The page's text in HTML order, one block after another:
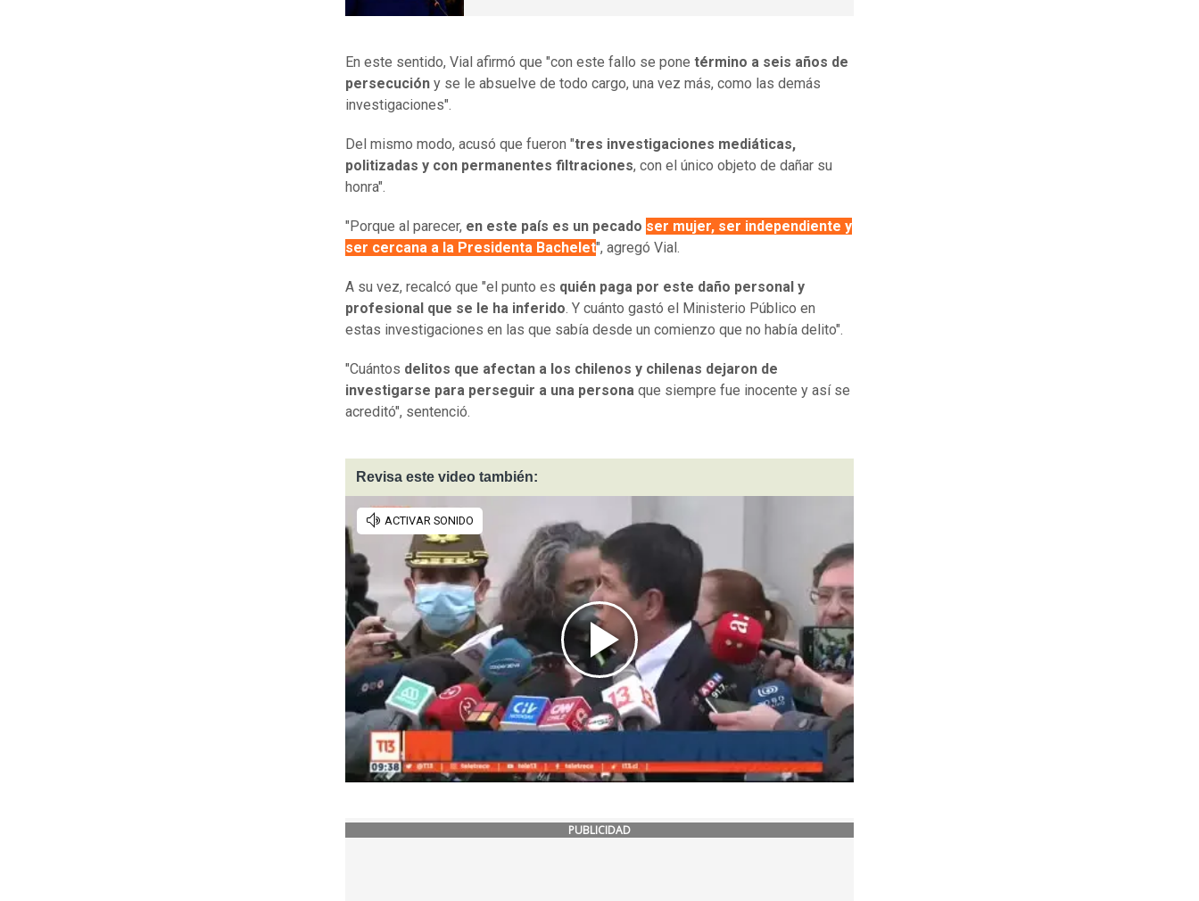
En este sentido, Vial afirmó que "con este fallo se pone término a seis años de
persecución y se le absuelve de todo cargo, una vez más, como las demás
investigaciones".
Del mismo modo, acusó que fueron "tres investigaciones mediáticas,
politizadas y con permanentes filtraciones, con el único objeto de dañar su
honra".
"Porque al parecer, en este país es un pecado ser mujer, ser independiente y
ser cercana a la Presidenta Bachelet", agregó Vial.
A su vez, recalcó que "el punto es quién paga por este daño personal y
profesional que se le ha inferido. Y cuánto gastó el Ministerio Público en
estas investigaciones en las que sabía desde un comienzo que no había delito".
"Cuántos delitos que afectan a los chilenos y chilenas dejaron de
investigarse para perseguir a una persona que siempre fue inocente y así se
acreditó", sentenció.
Revisa este video también:
PUBLICIDAD